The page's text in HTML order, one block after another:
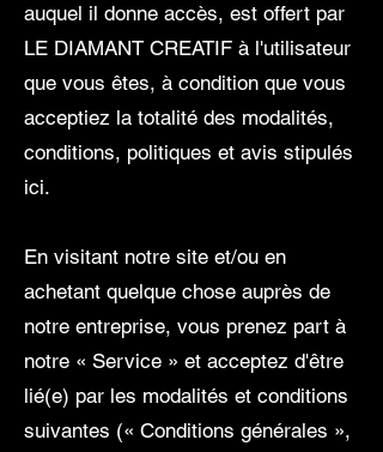
auquel il donne accès, est offert par
LE DIAMANT CREATIF à l'utilisateur
que vous êtes, à condition que vous
acceptiez la totalité des modalités,
conditions, politiques et avis stipulés
ici.
En visitant notre site et/ou en
achetant quelque chose auprès de
notre entreprise, vous prenez part à
notre « Service » et acceptez d'être
lié(e) par les modalités et conditions
suivantes (« Conditions générales »,